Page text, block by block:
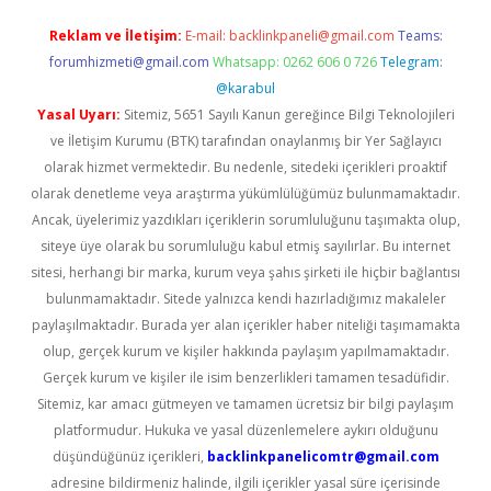
Reklam ve İletişim: E-mail: backlinkpaneli@gmail.com Teams:
forumhizmeti@gmail.com Whatsapp: 0262 606 0 726 Telegram:
@karabul
Yasal Uyarı: Sitemiz, 5651 Sayılı Kanun gereğince Bilgi Teknolojileri
ve İletişim Kurumu (BTK) tarafından onaylanmış bir Yer Sağlayıcı
olarak hizmet vermektedir. Bu nedenle, sitedeki içerikleri proaktif
olarak denetleme veya araştırma yükümlülüğümüz bulunmamaktadır.
Ancak, üyelerimiz yazdıkları içeriklerin sorumluluğunu taşımakta olup,
siteye üye olarak bu sorumluluğu kabul etmiş sayılırlar. Bu internet
sitesi, herhangi bir marka, kurum veya şahıs şirketi ile hiçbir bağlantısı
bulunmamaktadır. Sitede yalnızca kendi hazırladığımız makaleler
paylaşılmaktadır. Burada yer alan içerikler haber niteliği taşımamakta
olup, gerçek kurum ve kişiler hakkında paylaşım yapılmamaktadır.
Gerçek kurum ve kişiler ile isim benzerlikleri tamamen tesadüfidir.
Sitemiz, kar amacı gütmeyen ve tamamen ücretsiz bir bilgi paylaşım
platformudur. Hukuka ve yasal düzenlemelere aykırı olduğunu
düşündüğünüz içerikleri, backlinkpanelicomtr@gmail.com
adresine bildirmeniz halinde, ilgili içerikler yasal süre içerisinde